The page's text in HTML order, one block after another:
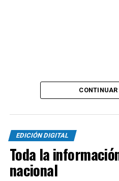
por la senda ganadora.CONTINUAR
EDICIÓN DIGITAL
Toda la
nacional